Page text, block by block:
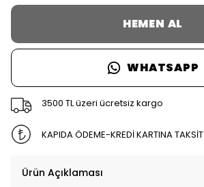
HEMEN AL
WHATSAPP
3500 TL üzeri ücretsiz kargo
KAPIDA ÖDEME-KREDİ KARTINA TAKSİT
Ürün Açıklaması